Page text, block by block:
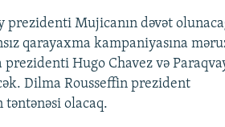
Mujicanın dəvət
qarayaxma kampaniyasına
Hugo Chavez və
Dilma Rousseffin prezident
olacaq.